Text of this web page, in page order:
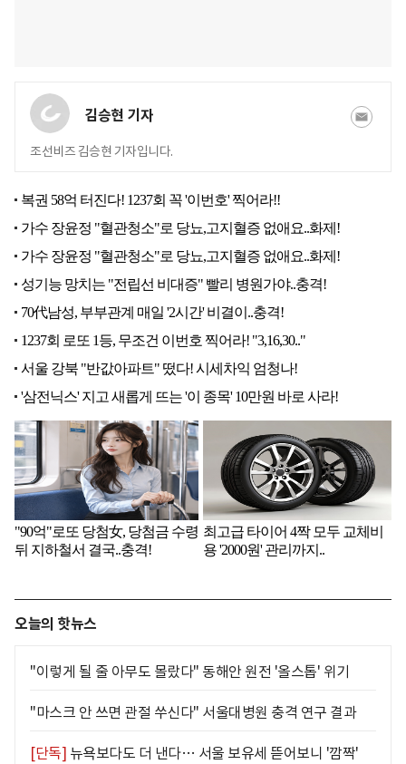
김승현 기자
조선비즈 김승현 기자입니다.
오늘의 핫뉴스
"이렇게 될 줄 아무도 몰랐다" 동해안 원전 '올스톱' 위기
"마스크 안 쓰면 관절 쑤신다" 서울대병원 충격 연구 결과
[단독] 뉴욕보다도 더 낸다… 서울 보유세 뜯어보니 '깜짝'